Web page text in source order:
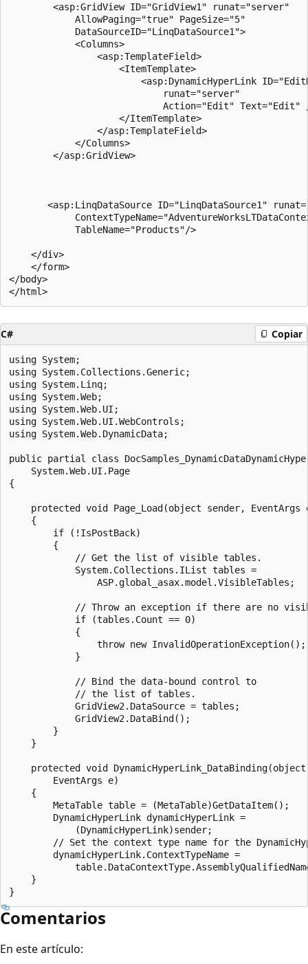
        <asp:GridView ID="GridView1" runat="server"
            AllowPaging="true" PageSize="5"
            DataSourceID="LinqDataSource1">
            <Columns>
                <asp:TemplateField>
                    <ItemTemplate>
<asp:DynamicHyperLink
                            runat="server"
Action="Edit"
                    </ItemTemplate>
                </asp:TemplateField>
            </Columns>
        </asp:GridView>
<asp:LinqDataSource ID="LinqDataSource1"
            TableName="Products"/>
    </div>
    </form>
</body>
C# Copiar
using System;
using System.Collections.Generic;
using System.Linq;
using System.Web;
using System.Web.UI;
using System.Web.UI.WebControls;
using System.Web.DynamicData;
public partial class
    System.Web.UI.Page
{
protected void Page_Load(object sender, EventArgs
    {
        if (!IsPostBack)
        {
            // Get the list of visible tables.
            System.Collections.IList tables =
                ASP.global_asax.model.VisibleTables;
// Throw an exception if there are no
            if (tables.Count == 0)
            {
                throw new InvalidOperationException();
            }
            // Bind the data-bound control to
            // the list of tables.
            GridView2.DataSource = tables;
            GridView2.DataBind();
        }
    }
protected void
        EventArgs e)
    {
        MetaTable table = (MetaTable)GetDataItem();
        DynamicHyperLink dynamicHyperLink =
            (DynamicHyperLink)sender;
// Set the context type name for the
        dynamicHyperLink.ContextTypeName =
    }
Comentarios
En este artículo: